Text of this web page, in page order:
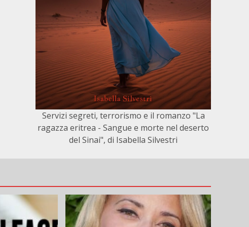
Servizi segreti, terrorismo e il romanzo "La
ragazza eritrea - Sangue e morte nel deserto
del Sinai", di Isabella Silvestri